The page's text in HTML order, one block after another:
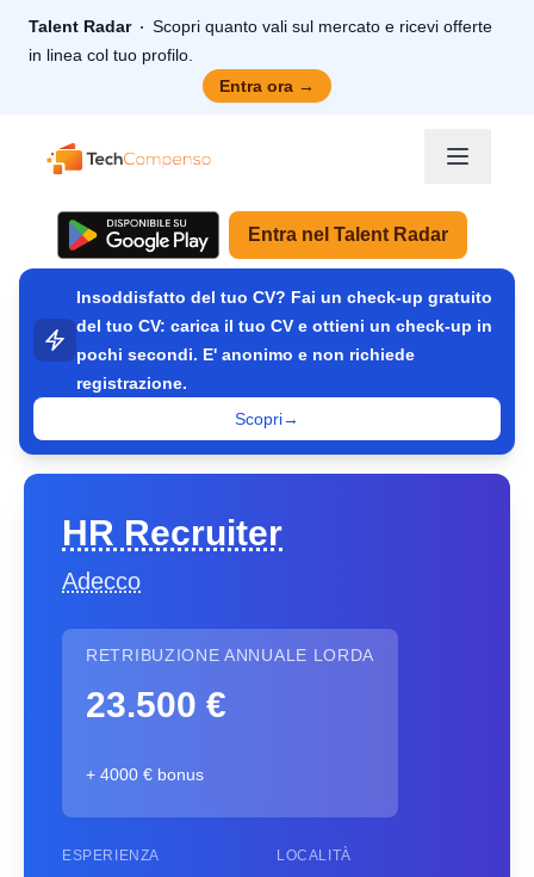
Talent Radar
Scopri quanto vali sul mercato e ricevi offerte
in linea col tuo profilo.
Entra ora →
TechCompenso
Entra nel Talent Radar
Insoddisfatto del tuo CV? Fai un check-up gratuito
del tuo CV: carica il tuo CV e ottieni un check-up in
pochi secondi. E' anonimo e non richiede
registrazione.
Scopri→
HR Recruiter
Adecco
RETRIBUZIONE ANNUALE LORDA
23.500 €
+ 4000 € bonus
ESPERIENZA LOCALITÀ